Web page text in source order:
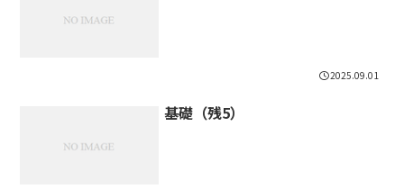
2025.09.01
基礎（残5）